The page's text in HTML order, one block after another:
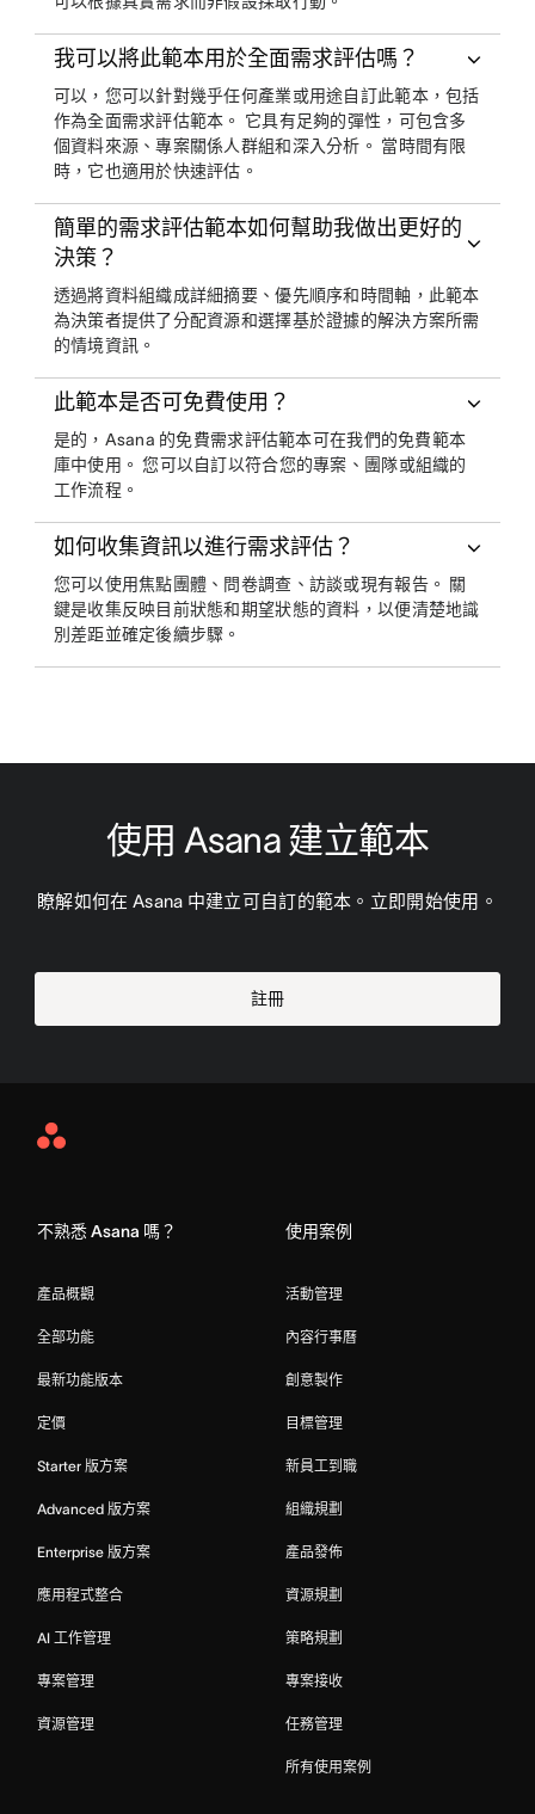
我可以將此範本用於全面需求評估嗎？
可以，您可以針對幾乎任何產業或用途自訂此範本，包括
作為全面需求評估範本。 它具有足夠的彈性，可包含多
個資料來源、專案關係人群組和深入分析。 當時間有限
時，它也適用於快速評估。
簡單的需求評估範本如何幫助我做出更好的
決策？
透過將資料組織成詳細摘要、優先順序和時間軸，此範本
為決策者提供了分配資源和選擇基於證據的解決方案所需
的情境資訊。
此範本是否可免費使用？
是的，Asana 的免費需求評估範本可在我們的免費範本
庫中使用。 您可以自訂以符合您的專案、團隊或組織的
工作流程。
如何收集資訊以進行需求評估？
您可以使用焦點團體、問卷調查、訪談或現有報告。 關
鍵是收集反映目前狀態和期望狀態的資料，以便清楚地識
別差距並確定後續步驟。
使用 Asana 建立範本
瞭解如何在 Asana 中建立可自訂的範本。立即開始使用。
註冊
Asana
不熟悉 Asana 嗎？
產品概觀
全部功能
最新功能版本
定價
Starter 版方案
Advanced 版方案
Enterprise 版方案
應用程式整合
AI 工作管理
專案管理
資源管理
使用案例
活動管理
內容行事曆
創意製作
目標管理
新員工到職
組織規劃
產品發佈
資源規劃
策略規劃
專案接收
任務管理
所有使用案例